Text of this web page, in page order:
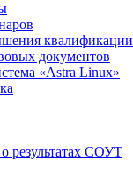
квалификации
документов
«Astra Linux»
результатах СОУТ